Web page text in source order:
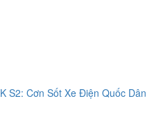
S2: Cơn Sốt Xe Điện Quốc Dân